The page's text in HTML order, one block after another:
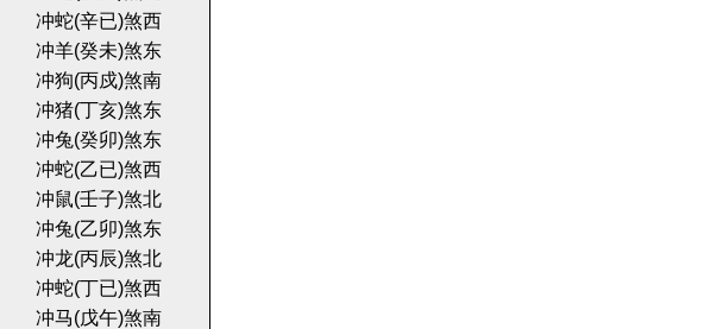
冲蛇(辛已)煞西
冲羊(癸未)煞东
冲狗(丙戍)煞南
冲猪(丁亥)煞东
冲兔(癸卯)煞东
冲蛇(乙已)煞西
冲鼠(壬子)煞北
冲兔(乙卯)煞东
冲龙(丙辰)煞北
冲蛇(丁已)煞西
冲马(戊午)煞南